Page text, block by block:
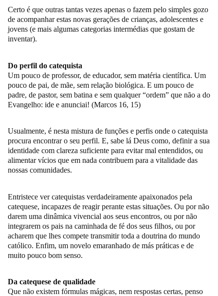
Certo é que outras tantas vezes apenas o fazem pelo simples gozo
de acompanhar estas novas gerações de crianças, adolescentes e
jovens (e mais algumas categorias intermédias que gostam de
inventar).
Do perfil do catequista
Um pouco de professor, de educador, sem matéria científica. Um
pouco de pai, de mãe, sem relação biológica. E um pouco de
padre, de pastor, sem batina e sem qualquer “ordem” que não a do
Evangelho: ide e anunciai! (Marcos 16, 15)
Usualmente, é nesta mistura de funções e perfis onde o catequista
procura encontrar o seu perfil. E, sabe lá Deus como, definir a sua
identidade com clareza suficiente para evitar mal entendidos, ou
alimentar vícios que em nada contribuem para a vitalidade das
nossas comunidades.
Entristece ver catequistas verdadeiramente apaixonados pela
catequese, incapazes de reagir perante estas situações. Ou por não
darem uma dinâmica vivencial aos seus encontros, ou por não
integrarem os pais na caminhada de fé dos seus filhos, ou por
acharem que lhes compete transmitir toda a doutrina do mundo
católico. Enfim, um novelo emaranhado de más práticas e de
muito pouco bom senso.
Da catequese de qualidade
Que não existem fórmulas mágicas, nem respostas certas, penso